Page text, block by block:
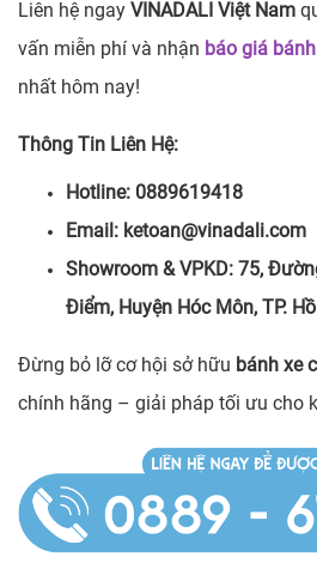
Liên hệ ngay VINADALI Việt Nam
vấn miễn phí và nhận báo giá
nhất hôm nay!
Thông Tin Liên Hệ:
Hotline: 0889619418
Email: ketoan@vinadali.com
Showroom & VPKD: 75,
Điểm, Huyện Hóc Môn, TP.
Đừng bỏ lỡ cơ hội sở hữu bánh xe
chính hãng – giải pháp tối ưu cho